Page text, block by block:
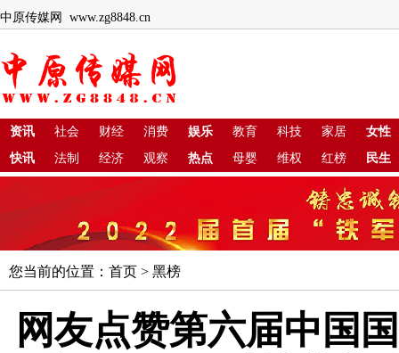
中原传媒网 www.zg8848.cn
资讯 社会 财经 消费 娱乐 教育 科技 家居
女性
快讯
法制 经济 观察 热点 母婴 维权 红榜 民生
您当前的位置： 首页 > 黑榜
网友点赞第六届中国